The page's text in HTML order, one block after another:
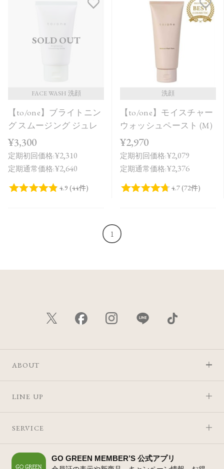
発売日順
価格が安い
価格が高い
レビューが多い順
レビュー評価が高い順
人気順
SOLD OUT
FACE WASH 洗顔
【to/one】ブライトニン
グ スムージング ジュレ
¥3,300
定期初回価格:¥2,310
定期通常価格:¥2,640
洗顔
【to/one】モイスチャー
ウォッシュペースト (M)
¥2,970
定期初回価格:¥2,079
定期通常価格:¥2,376
1
ABOUT
LINE UP
SERVICE
GO GREEN MEMBER’S 公式アプリ